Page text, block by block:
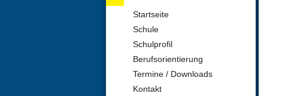
Navigation
Startseite
Schule
Schulprofil
Berufsorientierung
Termine / Downloads
Kontakt